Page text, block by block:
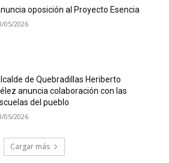
oposición al Proyecto Esencia
05/2026
de Quebradillas Heriberto
anuncia colaboración con las
del pueblo
05/2026
Cargar más